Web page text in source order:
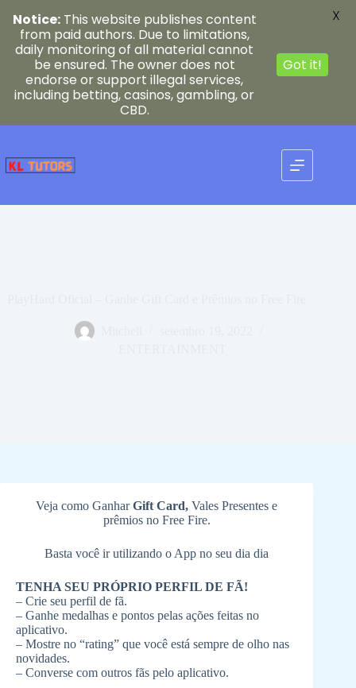
conteúdo
Veja como GanharGift Card,Vales Presentes e
prêmios no Free Fire.
Basta você ir utilizando o App no seu dia dia
TENHA SEU PRÓPRIO PERFIL DE FÃ!
– Crie seu perfil de fã.
– Ganhe medalhas e pontos pelas ações feitas no
aplicativo.
– Mostre no “rating” que você está sempre de olho nas
novidades.
– Converse com outros fãs pelo aplicativo.
Notice:This website publishes content
from paid authors. Due to limitations,
daily monitoring of all material cannot
be ensured. The owner does not
endorse or support illegal services,
including betting, casinos, gambling, or
CBD.
Got it!
X